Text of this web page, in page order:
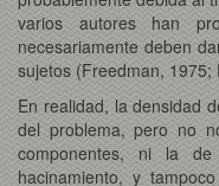
varios autores han
necesariamente deben
sujetos (Freedman, 1975;
En realidad, la densidad
del problema, pero no
componentes, ni la
hacinamiento, y